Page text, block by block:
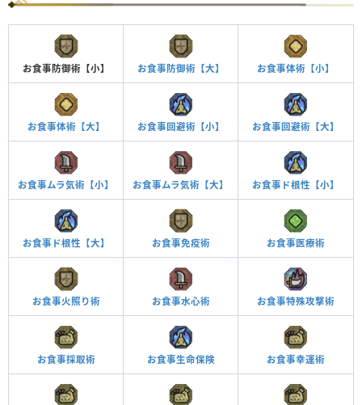
お食事防御術【小】 お食事防御術【大】 お食事体術【小】
お食事体術【大】 お食事回避術【小】 お食事回避術【大】
お食事ムラ気術【小】 お食事ムラ気術【大】 お食事ド根性【小】
お食事ド根性【大】 お食事免疫術 お食事医療術
お食事火照り術 お食事水心術 お食事特殊攻撃術
お食事採取術 お食事生命保険 お食事幸運術